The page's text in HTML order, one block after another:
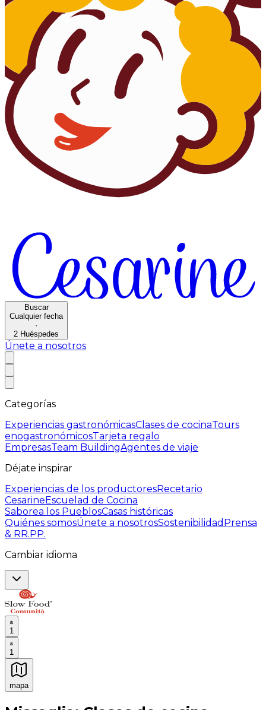
Buscar
Cualquier fecha
·
2 Huéspedes
Únete a nosotros
Categorías
Experiencias gastronómicasClases de cocinaTours
enogastronómicosTarjeta regalo
EmpresasTeam BuildingAgentes de viaje
Déjate inspirar
Experiencias de los productoresRecetario
CesarineEscuelad de Cocina
Saborea los PueblosCasas históricas
Quiénes somosÚnete a nosotrosSostenibilidad Prensa
& RR.PP.
Cambiar idioma
1
1
mapa